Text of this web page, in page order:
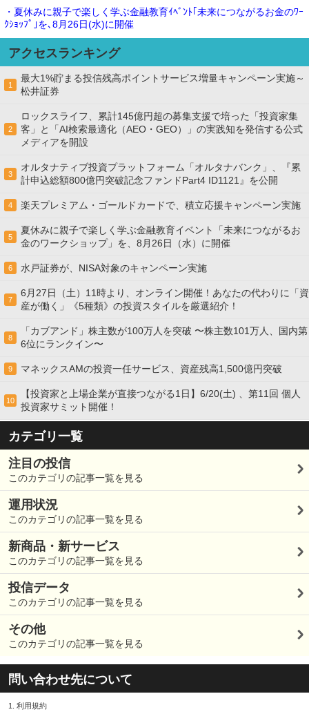
・夏休みに親子で楽しく学ぶ金融教育ｲﾍﾞﾝﾄ｢未来につながるお金のﾜｰ
ｸｼｮｯﾌﾟ｣を､8月26日(水)に開催
アクセスランキング
1
最大1%貯まる投信残高ポイントサービス増量キャンペーン実施～
松井証券
2
ロックスライフ、累計145億円超の募集支援で培った「投資家集
客」と「AI検索最適化（AEO・GEO）」の実践知を発信する公式
メディアを開設
3
オルタナティブ投資プラットフォーム「オルタナバンク」、『累
計申込総額800億円突破記念ファンドPart4 ID1121』を公開
4 楽天プレミアム・ゴールドカードで、積立応援キャンペーン実施
5
夏休みに親子で楽しく学ぶ金融教育イベント「未来につながるお
金のワークショップ」を、8月26日（水）に開催
6 水戸証券が、NISA対象のキャンペーン実施
7
6月27日（土）11時より、オンライン開催！あなたの代わりに「資
産が働く」《5種類》の投資スタイルを厳選紹介！
8
「カブアンド」株主数が100万人を突破 〜株主数101万人、国内第
6位にランクイン〜
9 マネックスAMの投資一任サービス、資産残高1,500億円突破
10
【投資家と上場企業が直接つながる1日】6/20(土) 、第11回 個人
投資家サミット開催！
カテゴリ一覧
注目の投信
このカテゴリの記事一覧を見る
運用状況
このカテゴリの記事一覧を見る
新商品・新サービス
このカテゴリの記事一覧を見る
投信データ
このカテゴリの記事一覧を見る
その他
このカテゴリの記事一覧を見る
問い合わせ先について
1. 利用規約